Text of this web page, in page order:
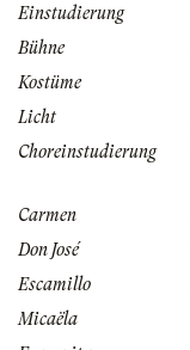
Einstudierung
Bühne
Kostüme
Licht
Choreinstudierung
Carmen
Don José
Escamillo
Micaëla